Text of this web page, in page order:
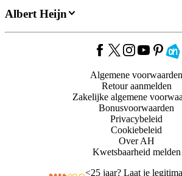
Albert Heijn
Algemene voorwaarden
Retour aanmelden
Zakelijke algemene
Bonusvoorwaarden
Privacybeleid
Cookiebeleid
Over AH
Kwetsbaarheid melden
<25 jaar? Laat je